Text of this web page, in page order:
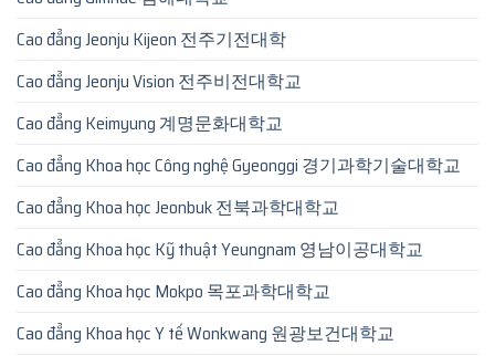
Cao đẳng Jeonju Kijeon 전주기전대학
Cao đẳng Jeonju Vision 전주비전대학교
Cao đẳng Keimyung 계명문화대학교
Cao đẳng Khoa học Công nghệ Gyeonggi 경기과학기술대학교
Cao đẳng Khoa học Jeonbuk 전북과학대학교
Cao đẳng Khoa học Kỹ thuật Yeungnam 영남이공대학교
Cao đẳng Khoa học Mokpo 목포과학대학교
Cao đẳng Khoa học Y tế Wonkwang 원광보건대학교